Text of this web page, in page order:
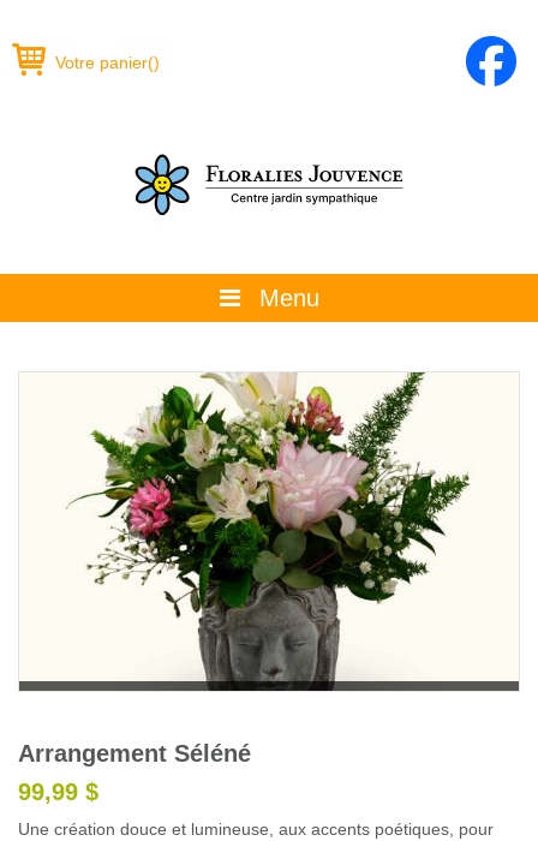
Votre panier()
Menu
La boutique
Promotions et évènements
Conseils
Glossaire
Calendrier horticole
Emplois
Service à la clientèle
Nous joindre
Arrangement Séléné
99,99 $
Une création douce et lumineuse, aux accents poétiques, pour